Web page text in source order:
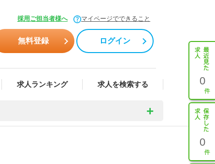
採用ご担当者様へ マイページでできること
無料登録 ログイン
求人ランキング 求人を検索する 0
0